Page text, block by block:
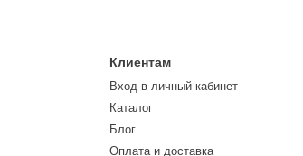
Клиентам
Вход в личный кабинет
Каталог
Блог
Оплата и доставка